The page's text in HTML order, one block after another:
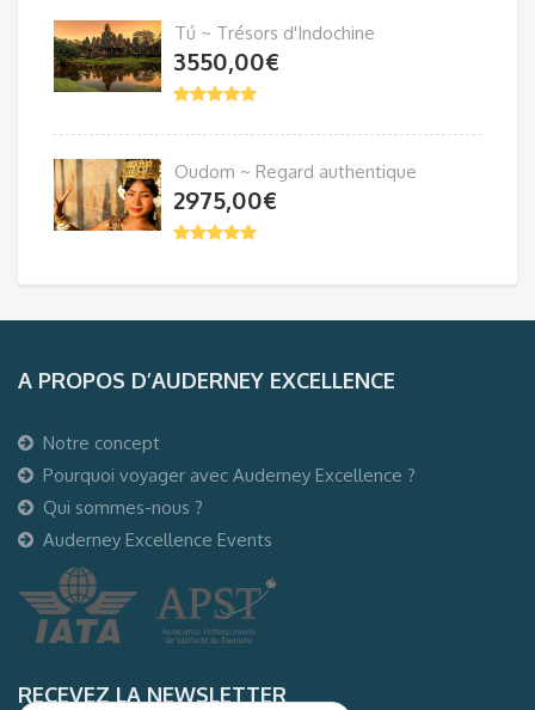
Tú ~ Trésors d'Indochine
3550,00€
Oudom ~ Regard authentique
2975,00€
A PROPOS D’AUDERNEY EXCELLENCE
Notre concept
Pourquoi voyager avec Auderney Excellence ?
Qui sommes-nous ?
Auderney Excellence Events
RECEVEZ LA NEWSLETTER